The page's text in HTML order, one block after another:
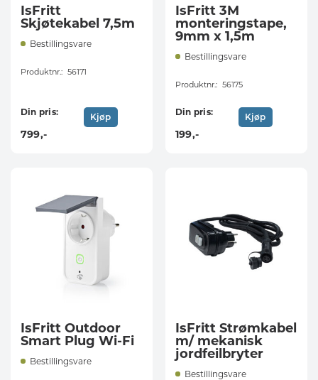
IsFritt
Skjøtekabel 7,5m
Bestillingsvare
Produktnr.: 56171
Din pris:
799,-
Kjøp
IsFritt 3M
monteringstape,
9mm x 1,5m
Bestillingsvare
Produktnr.: 56175
Din pris:
199,-
Kjøp
IsFritt Outdoor
Smart Plug Wi-Fi
Bestillingsvare
IsFritt Strømkabel
m/ mekanisk
jordfeilbryter
Bestillingsvare